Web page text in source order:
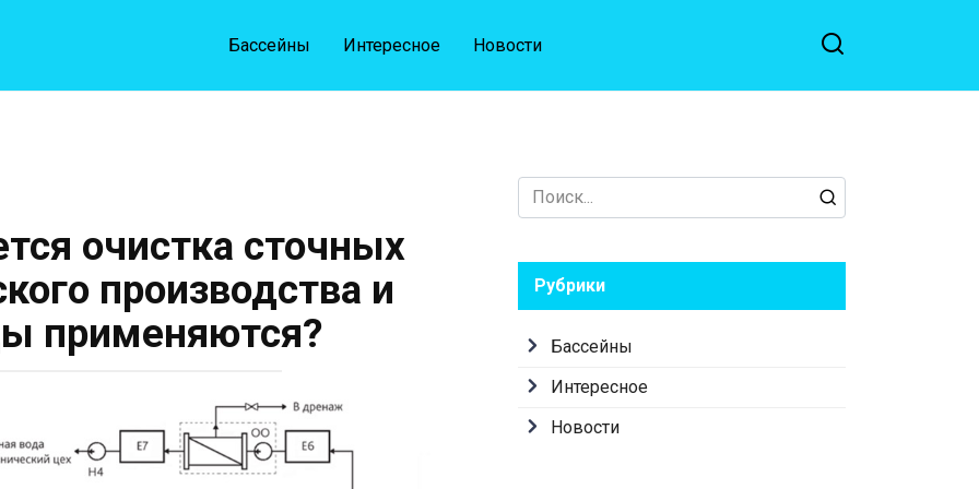
Бассейны Интересное Новости
очистка сточных
производства и
применяются?
Search
for:
Рубрики
Бассейны
Интересное
Новости